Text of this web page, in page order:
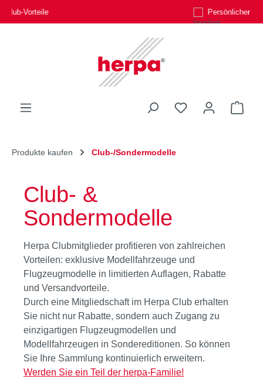
Zum Hauptinhalt springen
Du hast 0
Produkte kaufen Club-/Sondermodelle
Club- &
Sondermodelle
Herpa Clubmitglieder profitieren von zahlreichen
Vorteilen: exklusive Modellfahrzeuge und
Flugzeugmodelle in limitierten Auflagen, Rabatte
und Versandvorteile.
Durch eine Mitgliedschaft im Herpa Club erhalten
Sie nicht nur Rabatte, sondern auch Zugang zu
einzigartigen Flugzeugmodellen und
Modellfahrzeugen in Sondereditionen. So können
Sie Ihre Sammlung kontinuierlich erweitern.
Werden Sie ein Teil der herpa-Familie!